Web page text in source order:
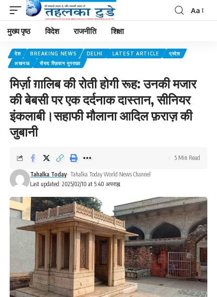
Aa
मुख्य पृष्ठ विदेश राजनीति शिक्षा
देश BREAKING NEWS DELHI LATEST ARTICLE
प्रदेश
लखनऊ
सैयद रिज़वान मुस्तफ़ा
मिर्ज़ा ग़ालिब की रोती होगी रूह: उनकी मजार
की बेबसी पर एक दर्दनाक दास्तान, सीनियर
इंकलाबी।सहाफी मौलाना आदिल फ़राज़ की
जुबानी
Last updated: 2025/02/10 at 5:40 अपराह्न
Tahalka Today- Tahalka Today World News Channel
5 Min Read